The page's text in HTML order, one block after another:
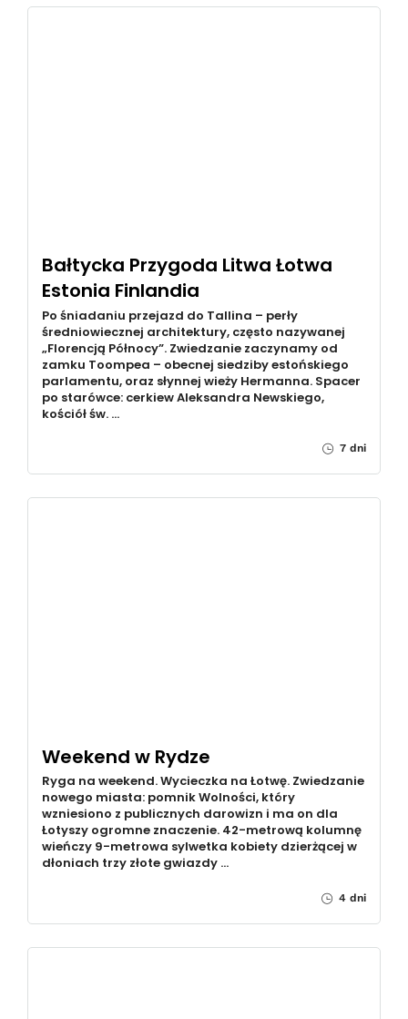
Bałtycka Przygoda Litwa Łotwa
Estonia Finlandia
Po śniadaniu przejazd do Tallina – perły
średniowiecznej architektury, często nazywanej
„Florencją Północy”. Zwiedzanie zaczynamy od
zamku Toompea – obecnej siedziby estońskiego
parlamentu, oraz słynnej wieży Hermanna. Spacer
po starówce: cerkiew Aleksandra Newskiego,
kościół św. …
7 dni
Weekend w Rydze
Ryga na weekend. Wycieczka na Łotwę. Zwiedzanie
nowego miasta: pomnik Wolności, który
wzniesiono z publicznych darowizn i ma on dla
Łotyszy ogromne znaczenie. 42-metrową kolumnę
wieńczy 9-metrowa sylwetka kobiety dzierżącej w
dłoniach trzy złote gwiazdy …
4 dni